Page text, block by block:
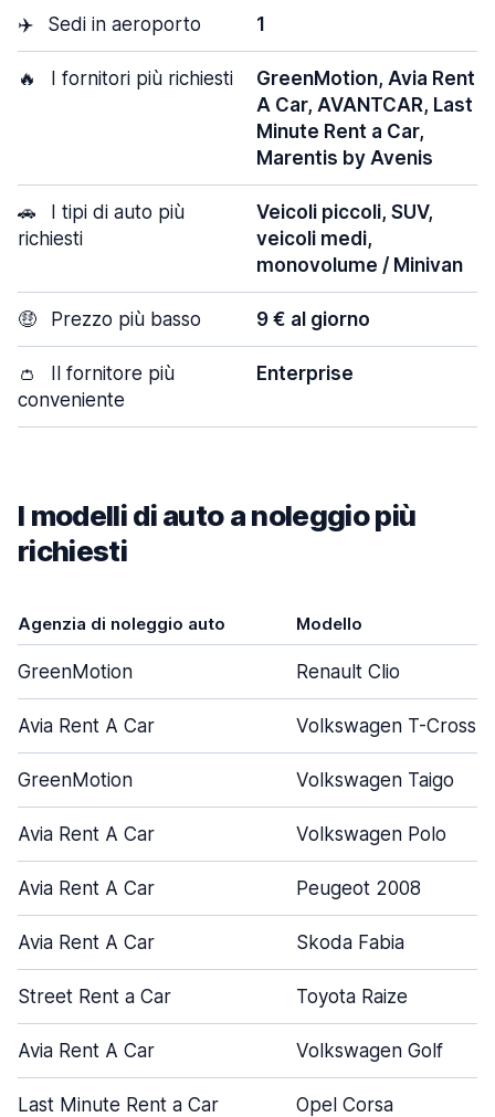
✈️ Sedi in aeroporto 1
🔥 I fornitori più richiesti
GreenMotion, Avia Rent
A Car, AVANTCAR, Last
Minute Rent a Car,
Marentis by Avenis
🚗
I tipi di auto più
richiesti
Veicoli piccoli, SUV,
veicoli medi,
monovolume / Minivan
🤑 Prezzo più basso 9 € al giorno
👛
Il fornitore più
conveniente
Enterprise
I modelli di auto a noleggio più
richiesti
Agenzia di noleggio auto Modello
GreenMotion Renault Clio
Avia Rent A Car Volkswagen T-Cross
GreenMotion Volkswagen Taigo
Avia Rent A Car Volkswagen Polo
Avia Rent A Car Peugeot 2008
Avia Rent A Car Skoda Fabia
Street Rent a Car Toyota Raize
Avia Rent A Car Volkswagen Golf
Last Minute Rent a Car Opel Corsa